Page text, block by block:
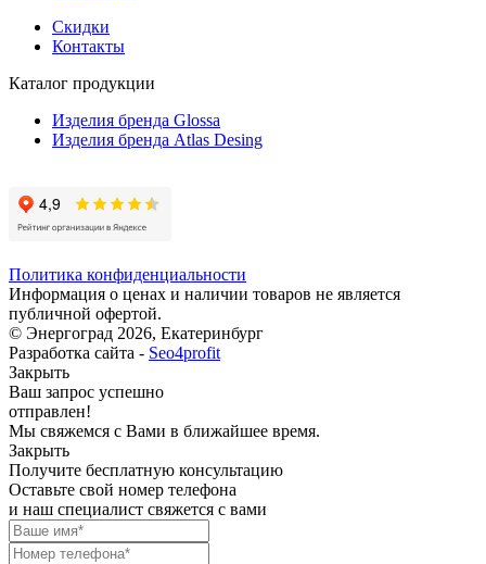
Скидки
Контакты
Каталог продукции
Изделия бренда Glossa
Изделия бренда Atlas Desing
Политика конфиденциальности
Информация о ценах и наличии товаров не является
публичной офертой.
© Энергоград 2026, Екатеринбург
Разработка сайта - Seo4profit
Закрыть
Ваш запрос успешно
отправлен!
Мы свяжемся с Вами в ближайшее время.
Закрыть
Получите бесплатную консультацию
Оставьте свой номер телефона
и наш специалист свяжется с вами